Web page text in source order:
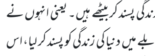
پسند کر بیٹھے ہیں۔ یعنی انہوں نے
دنیا کی زندگی کو پسند کر لیا، اس